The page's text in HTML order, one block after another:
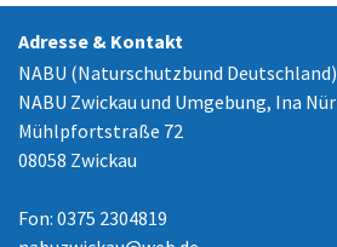
Adresse & Kontakt
NABU (Naturschutzbund Deutschland)
NABU Zwickau und Umgebung, Ina
Mühlpfortstraße 72
08058 Zwickau
Fon: 0375 2304819